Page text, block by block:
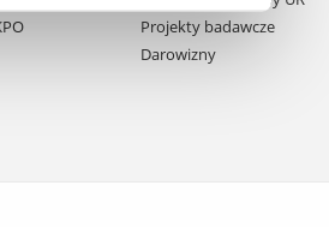
Projekty badawcze
Darowizny